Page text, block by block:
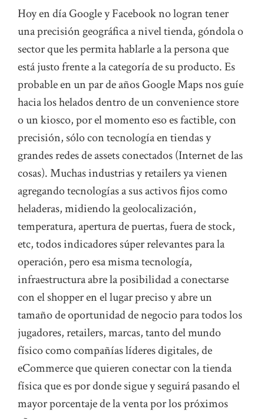
Hoy en día Google y Facebook no logran tener
una precisión geográfica a nivel tienda, góndola o
sector que les permita hablarle a la persona que
está justo frente a la categoría de su producto. Es
probable en un par de años Google Maps nos guíe
hacia los helados dentro de un convenience store
o un kiosco, por el momento eso es factible, con
precisión, sólo con tecnología en tiendas y
grandes redes de assets conectados (Internet de las
cosas). Muchas industrias y retailers ya vienen
agregando tecnologías a sus activos fijos como
heladeras, midiendo la geolocalización,
temperatura, apertura de puertas, fuera de stock,
etc, todos indicadores súper relevantes para la
operación, pero esa misma tecnología,
infraestructura abre la posibilidad a conectarse
con el shopper en el lugar preciso y abre un
tamaño de oportunidad de negocio para todos los
jugadores, retailers, marcas, tanto del mundo
físico como compañías líderes digitales, de
eCommerce que quieren conectar con la tienda
física que es por donde sigue y seguirá pasando el
mayor porcentaje de la venta por los próximos